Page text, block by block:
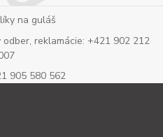
na guláš
reklamácie: +421 902 212
905 580 562